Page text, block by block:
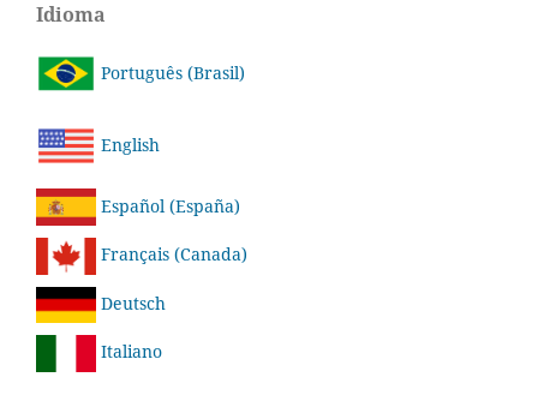
Idioma
Português (Brasil)
English
Español (España)
Français (Canada)
Deutsch
Italiano